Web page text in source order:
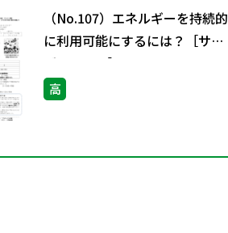
（No.107）エネルギーを持続的
に利用可能にするには？［サ
ブ・ノート］
高